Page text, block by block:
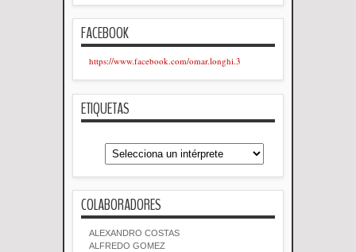
FACEBOOK
https://www.facebook.com/omar.longhi.3
ETIQUETAS
COLABORADORES
ALEXANDRO COSTAS
ALFREDO GOMEZ